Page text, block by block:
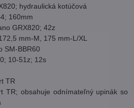
hydraulická kotúčová
160mm
GRX820; 42z
mm-M, 175 mm-L/XL
SM-BBR60
10-51z; 12s
TR
TR; obsahuje odnímateľný upinák so